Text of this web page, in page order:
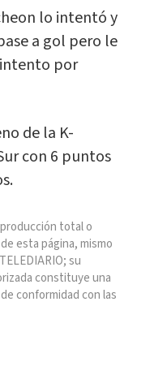
lo intentó y
a gol pero le
por
de la K-
con 6 puntos
total o
esta página, mismo
su
constituye una
conformidad con las